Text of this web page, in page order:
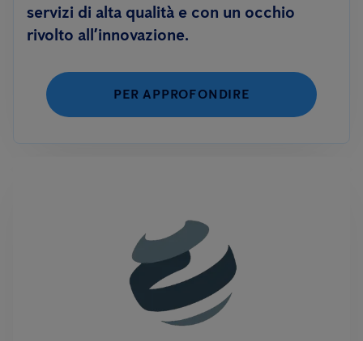
servizi di alta qualità e con un occhio
rivolto all’innovazione.
PER APPROFONDIRE